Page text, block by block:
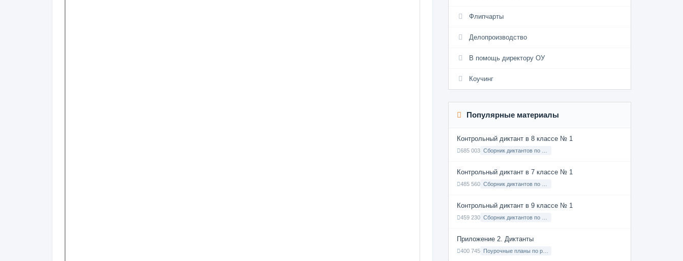
Флипчарты
Делопроизводство
В помощь директору ОУ
Коучинг
Популярные материалы
Контрольный диктант в 8 классе № 1
685 003
Контрольный диктант в 7 классе № 1
485 560
Контрольный диктант в 9 классе № 1
459 230
Приложение 2. Диктанты
400 745